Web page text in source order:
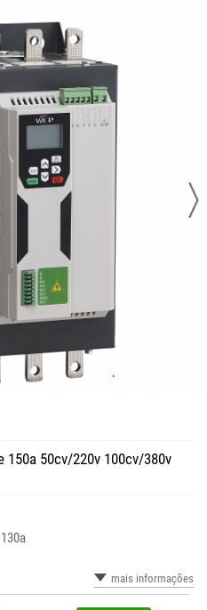
150a 50cv/220v 100cv/380v
mais informações